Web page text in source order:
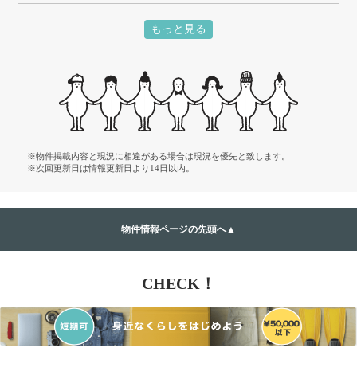
もっと見る
※物件掲載内容と現況に相違がある場合は現況を優先と致します。
※次回更新日は情報更新日より14日以内。
物件情報ページの先頭へ▲
CHECK！